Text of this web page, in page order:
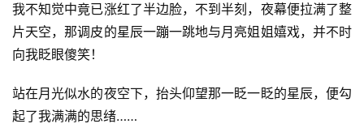
我不知觉中竟已涨红了半边脸，不到半刻，夜幕便拉满了整
片天空，那调皮的星辰一蹦一跳地与月亮姐姐嬉戏，并不时
向我眨眼傻笑！
站在月光似水的夜空下，抬头仰望那一眨一眨的星辰，便勾
起了我满满的思绪……